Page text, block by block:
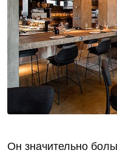
Он значительно